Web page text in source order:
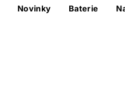
Hlavní
Novinky Baterie
sub-navigation